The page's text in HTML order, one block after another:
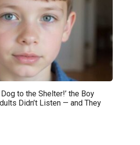
Dog to the Shelter!’ the Boy
Didn’t Listen — and They